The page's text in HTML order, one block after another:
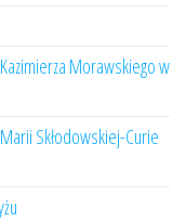
Morawskiego w
Skłodowskiej-Curie